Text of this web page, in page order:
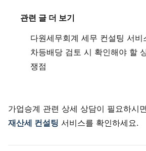
관련 글 더 보기
다원세무회계 세무 컨설팅 서비
차등배당 검토 시 확인해야 할
쟁점
가업승계 관련 상세 상담이 필요하시면
재산세 컨설팅 서비스를 확인하세요.